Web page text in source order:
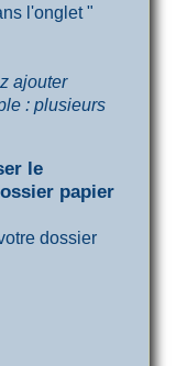
l'onglet "
ajouter
: plusieurs
le
papier
dossier